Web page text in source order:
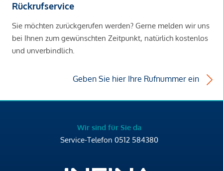
Rückrufservice
Sie möchten zurückgerufen werden? Gerne melden wir uns
bei Ihnen zum gewünschten Zeitpunkt, natürlich kostenlos
und unverbindlich.
Geben Sie hier Ihre Rufnummer ein
Wir sind für Sie da
Service-Telefon 0512 584380